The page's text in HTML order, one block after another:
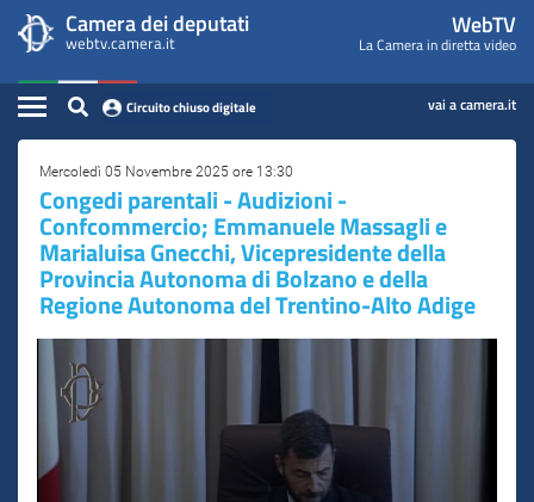
contenuto
principale
WebTV
Camera
dei
Deputati
menu
di
navigazione
Camera dei deputati
webtv.camera.it
WebTV
La Camera in diretta video
Home
Assemblea
Presidente
Commissioni
Eventi
Conferenze Stampa
Circuito chiuso digitale
Circuito chiuso digitale vai a camera.it
Contenuto
Mercoledì 05 Novembre 2025 ore 13:30
Congedi parentali - Audizioni -
Confcommercio; Emmanuele Massagli e
Marialuisa Gnecchi, Vicepresidente della
Provincia Autonoma di Bolzano e della
Regione Autonoma del Trentino-Alto Adige